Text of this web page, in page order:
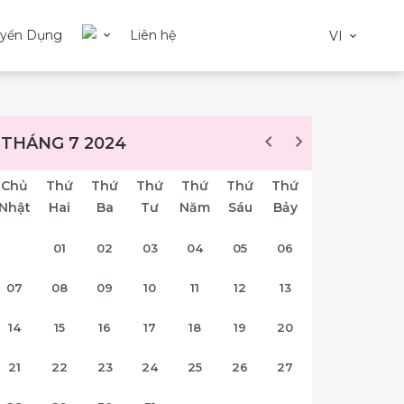
Dụng Liên hệ VI
THÁNG 7 2024
Chủ
Nhật
Thứ
Hai
Thứ
Ba
Thứ
Tư
Thứ
Năm
Thứ
Sáu
Thứ
Bảy
01 02 03 04 05 06
07 08 09 10 11 12 13
14 15 16 17 18 19 20
21 22 23 24 25 26 27